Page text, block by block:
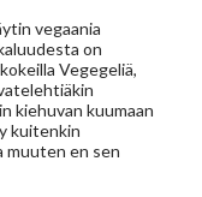
vegaania
on
Vegegeliä,
kiehuvan kuumaan
kuitenkin
muuten en sen